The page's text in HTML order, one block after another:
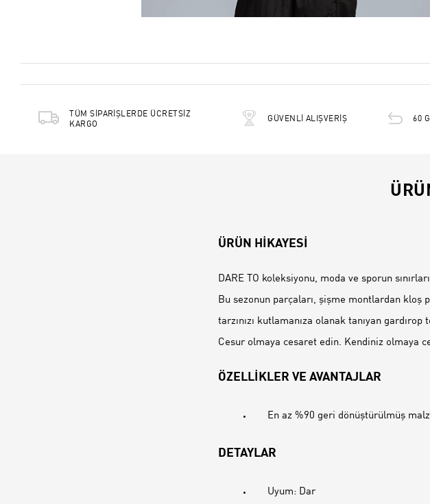
TÜM SİPARİŞLERDE ÜCRETSİZ
KARGO
GÜVENLİ ALIŞVERİŞ 60
ÜRÜN HİKAYESİ
DARE TO koleksiyonu, moda ve sporun
Bu sezonun parçaları, şişme montlardan kloş
tarzınızı kutlamanıza olanak tanıyan
Cesur olmaya cesaret edin. Kendiniz olmaya
ÖZELLİKLER VE AVANTAJLAR
En az %90 geri dönüştürülmüş
DETAYLAR
Uyum: Dar